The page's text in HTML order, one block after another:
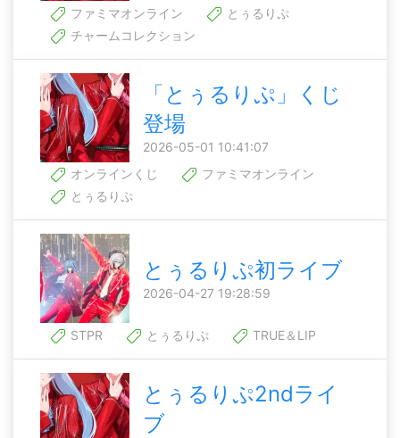
ファミマオンライン
とぅるりぷ
チャームコレクション
「とぅるりぷ」くじ
登場
2026-05-01 10:41:07
オンラインくじ
ファミマオンライン
とぅるりぷ
とぅるりぷ初ライブ
2026-04-27 19:28:59
STPR とぅるりぷ TRUE＆LIP
とぅるりぷ2ndライ
ブ